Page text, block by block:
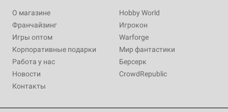
О магазине
Франчайзинг
Игры оптом
Корпоративные подарки
Работа у нас
Новости
Контакты
Hobby World
Игрокон
Warforge
Мир фантастики
Берсерк
CrowdRepublic